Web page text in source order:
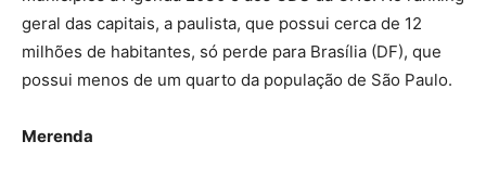
geral das capitais, a paulista, que possui cerca de 12
milhões de habitantes, só perde para Brasília (DF), que
possui menos de um quarto da população de São Paulo.
Merenda